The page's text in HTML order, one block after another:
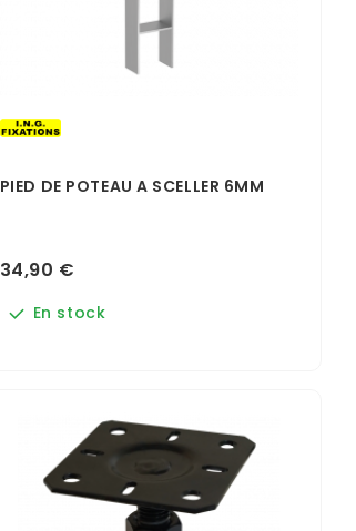
PIED DE POTEAU A SCELLER 6MM
34,90 €
En stock